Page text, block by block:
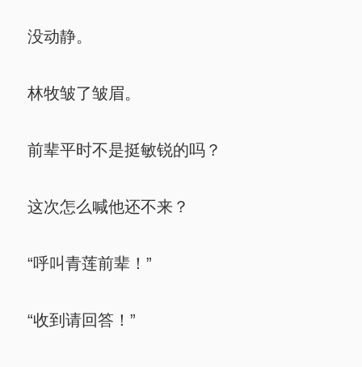
没动静。
林牧皱了皱眉。
前辈平时不是挺敏锐的吗？
这次怎么喊他还不来？
“呼叫青莲前辈！”
“收到请回答！”